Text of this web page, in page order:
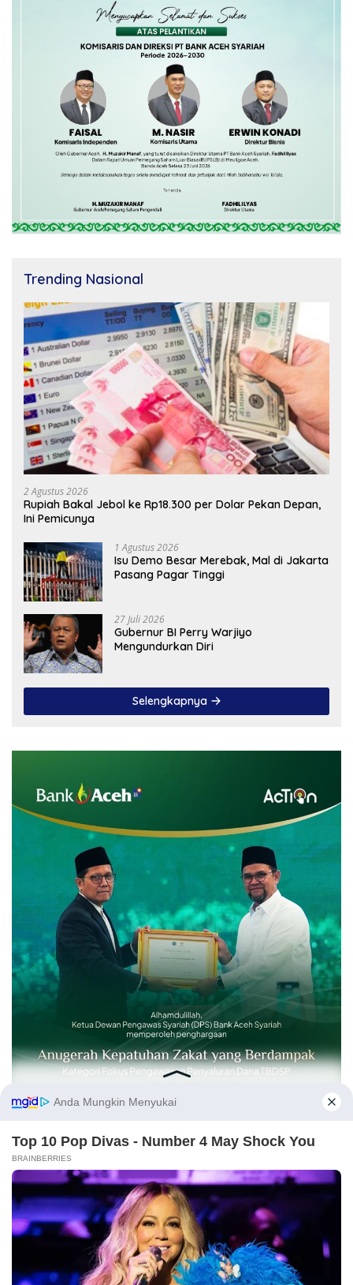
Trending Nasional
2 Agustus 2026
Rupiah Bakal Jebol ke Rp18.300 per Dolar Pekan Depan,
Ini Pemicunya
1 Agustus 2026
Isu Demo Besar Merebak, Mal di Jakarta
Pasang Pagar Tinggi
27 Juli 2026
Gubernur BI Perry Warjiyo
Mengundurkan Diri
Selengkapnya